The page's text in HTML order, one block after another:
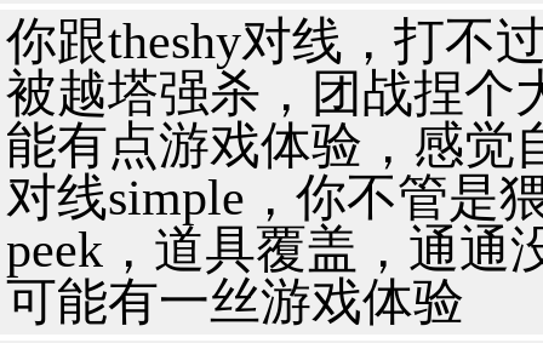
你跟theshy对线，打不
被越塔强杀，团战捏个
能有点游戏体验，感觉
对线simple，你不管是
peek，道具覆盖，通通
可能有一丝游戏体验